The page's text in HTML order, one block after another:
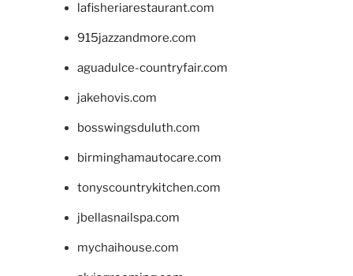
lafisheriarestaurant.com
915jazzandmore.com
aguadulce-countryfair.com
jakehovis.com
bosswingsduluth.com
birminghamautocare.com
tonyscountrykitchen.com
jbellasnailspa.com
mychaihouse.com